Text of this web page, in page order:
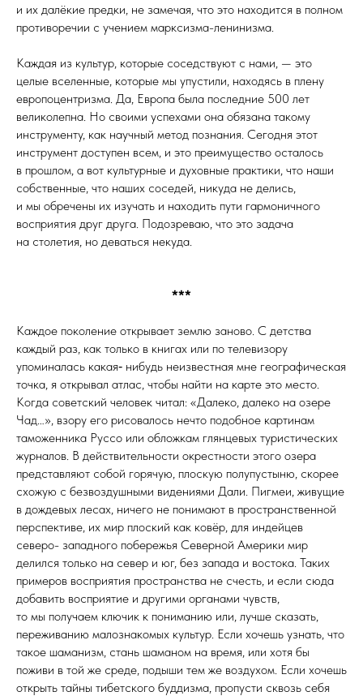
и их далёкие предки, не замечая, что это находится в полном
противоречии с учением марксизма-ленинизма.
Каждая из культур, которые соседствуют с нами, — это
целые вселенные, которые мы упустили, находясь в плену
европоцентризма. Да, Европа была последние 500 лет
великолепна. Но своими успехами она обязана такому
инструменту, как научный метод познания. Сегодня этот
инструмент доступен всем, и это преимущество осталось
в прошлом, а вот культурные и духовные практики, что наши
собственные, что наших соседей, никуда не делись,
и мы обречены их изучать и находить пути гармоничного
восприятия друг друга. Подозреваю, что это задача
на столетия, но деваться некуда.
***
Каждое поколение открывает землю заново. С детства
каждый раз, как только в книгах или по телевизору
упоминалась какая‑ нибудь неизвестная мне географическая
точка, я открывал атлас, чтобы найти на карте это место.
Когда советский человек читал: «Далеко, далеко на озере
Чад…», взору его рисовалось нечто подобное картинам
таможенника Руссо или обложкам глянцевых туристических
журналов. В действительности окрестности этого озера
представляют собой горячую, плоскую полупустыню, скорее
схожую с безвоздушными видениями Дали. Пигмеи, живущие
в дождевых лесах, ничего не понимают в пространственной
перспективе, их мир плоский как ковёр, для индейцев
северо- западного побережья Северной Америки мир
делился только на север и юг, без запада и востока. Таких
примеров восприятия пространства не счесть, и если сюда
добавить восприятие и другими органами чувств,
то мы получаем ключик к пониманию или, лучше сказать,
переживанию малознакомых культур. Если хочешь узнать, что
такое шаманизм, стань шаманом на время, или хотя бы
поживи в той же среде, подыши тем же воздухом. Если хочешь
открыть тайны тибетского буддизма, пропусти сквозь себя